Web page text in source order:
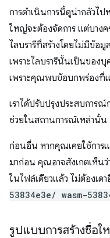
การดำเนินการนี้ดูน่ากลัวไ
ใหญ่จะต้องจัดการ แต่บาง
ไลบรารีที่สร้างโดยไม่มีข้อ
เพราะไลบรารีนั้นเป็นของ
เพราะคุณพบข้อบกพร่องที่แ
เราได้ปรับปรุงประสบการ
ช่วยในสถานการณ์เหล่านั้น
ก่อนอื่น หากคุณเคยใช้การ
มาก่อน คุณอาจสังเกตเห็น
ในไฟล์เดียวแล้ว ไม่ต้องเดา
53834e3e/ wasm-
รูปแบบการสร้างชื่อใ